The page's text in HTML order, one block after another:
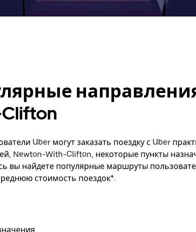
Uber могут заказать поездку с Uber
Newton-With-Clifton, некоторые пункты
вы найдете популярные маршруты
стоимость поездок*.